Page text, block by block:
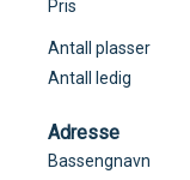
Pris
Antall plasser
Antall ledig
Adresse
Bassengnavn